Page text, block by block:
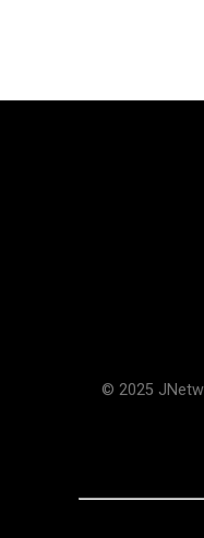
© 2025